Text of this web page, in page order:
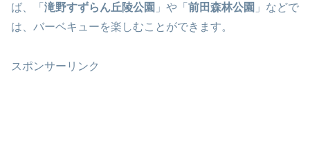
ば、「 滝野すずらん丘陵公園 」や「 前田森林公園 」などで
は、バーベキューを楽しむことができます。
スポンサーリンク